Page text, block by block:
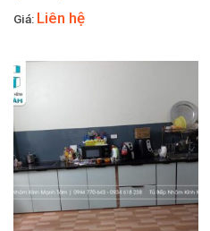
Giá: Liên hệ